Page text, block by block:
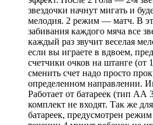
звездочки начнут мигать и
мелодия. 2 режим — матч. В
забивания каждого мяча все
каждый раз звучит веселая
если вы играете в вдвоем,
счетчики очков на штанге (от
сменить счет надо просто
определенном направлении.
Работает от батареек (тип АА
комплект не входят. Так же
батареек, предусмотрен